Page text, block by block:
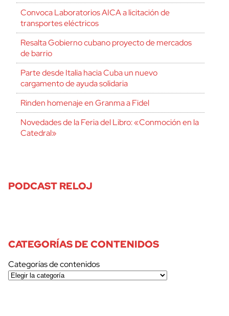
Convoca Laboratorios AICA a licitación de
transportes eléctricos
Resalta Gobierno cubano proyecto de mercados
de barrio
Parte desde Italia hacia Cuba un nuevo
cargamento de ayuda solidaria
Rinden homenaje en Granma a Fidel
Novedades de la Feria del Libro: «Conmoción en la
Catedral»
PODCAST RELOJ
CATEGORÍAS DE CONTENIDOS
Categorías de contenidos